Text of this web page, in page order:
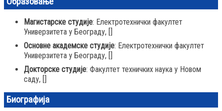
Магистарске студије: Електротехнички факултет
Универзитета у Београду,
Основне академске студије: Електротехнички факултет
Универзитета у Београду,
Докторске студије: Факултет техничких наука у Новом
саду,
Биографија